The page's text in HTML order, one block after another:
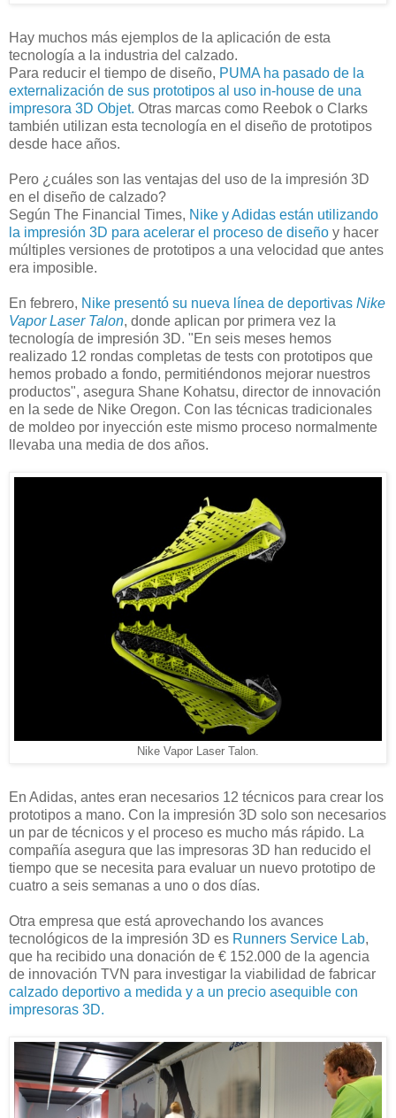
Hay muchos más ejemplos de la aplicación de esta
tecnología a la industria del calzado.
Para reducir el tiempo de diseño, PUMA ha pasado de la
externalización de sus prototipos al uso in-house de una
impresora 3D Objet. Otras marcas como Reebok o Clarks
también utilizan esta tecnología en el diseño de prototipos
desde hace años.
Pero ¿cuáles son las ventajas del uso de la impresión 3D
en el diseño de calzado?
Según The Financial Times, Nike y Adidas están utilizando
la impresión 3D para acelerar el proceso de diseño y hacer
múltiples versiones de prototipos a una velocidad que antes
era imposible.
En febrero, Nike presentó su nueva línea de deportivas Nike
Vapor Laser Talon, donde aplican por primera vez la
tecnología de impresión 3D. "En seis meses hemos
realizado 12 rondas completas de tests con prototipos que
hemos probado a fondo, permitiéndonos mejorar nuestros
productos", asegura Shane Kohatsu, director de innovación
en la sede de Nike Oregon. Con las técnicas tradicionales
de moldeo por inyección este mismo proceso normalmente
llevaba una media de dos años.
Nike Vapor Laser Talon.
En Adidas, antes eran necesarios 12 técnicos para crear los
prototipos a mano. Con la impresión 3D solo son necesarios
un par de técnicos y el proceso es mucho más rápido. La
compañía asegura que las impresoras 3D han reducido el
tiempo que se necesita para evaluar un nuevo prototipo de
cuatro a seis semanas a uno o dos días.
Otra empresa que está aprovechando los avances
tecnológicos de la impresión 3D es Runners Service Lab,
que ha recibido una donación de € 152.000 de la agencia
de innovación TVN para investigar la viabilidad de fabricar
calzado deportivo a medida y a un precio asequible con
impresoras 3D.